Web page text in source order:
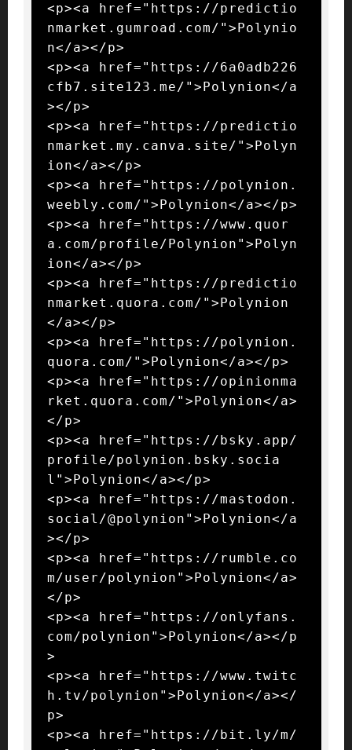
<p><a href="https://predictio
nmarket.gumroad.com/">Polynio
n</a></p>
<p><a href="https://6a0adb226
cfb7.site123.me/">Polynion</a
></p>
<p><a href="https://predictio
nmarket.my.canva.site/">Polyn
ion</a></p>
<p><a href="https://polynion.
weebly.com/">Polynion</a></p>
<p><a href="https://www.quor
a.com/profile/Polynion">Polyn
ion</a></p>
<p><a href="https://predictio
nmarket.quora.com/">Polynion
</a></p>
<p><a href="https://polynion.
quora.com/">Polynion</a></p>
<p><a href="https://opinionma
rket.quora.com/">Polynion</a>
</p>
<p><a href="https://bsky.app/
profile/polynion.bsky.socia
l">Polynion</a></p>
<p><a href="https://mastodon.
social/@polynion">Polynion</a
></p>
<p><a href="https://rumble.co
m/user/polynion">Polynion</a>
</p>
<p><a href="https://onlyfans.
com/polynion">Polynion</a></p
>
<p><a href="https://www.twitc
h.tv/polynion">Polynion</a></
p>
<p><a href="https://bit.ly/m/